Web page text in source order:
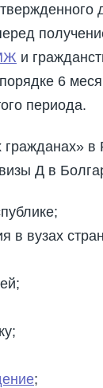
и
6
периода.
Д в
в вузах
;